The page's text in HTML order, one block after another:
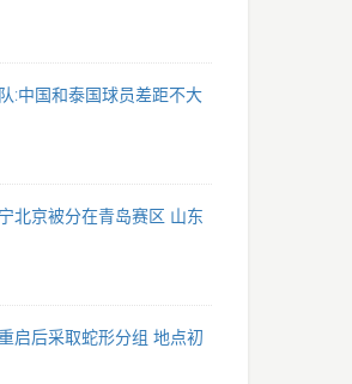
:中国和泰国球员差距不大
北京被分在青岛赛区 山东
启后采取蛇形分组 地点初